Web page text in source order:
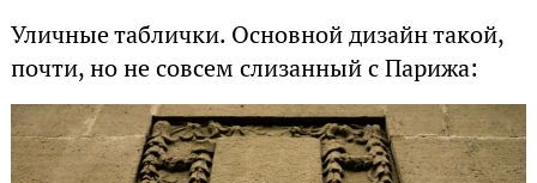
Уличные таблички. Основной дизайн такой,
почти, но не совсем слизанный с Парижа: